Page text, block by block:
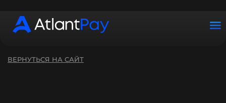
График работы: ПН–ВС с 10:00–22:00 (UTC+2)
ВЕРНУТЬСЯ НА САЙТ